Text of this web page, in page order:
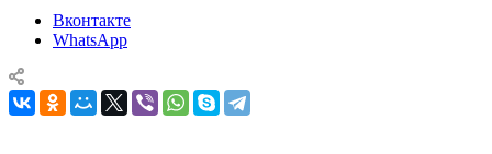
Вконтакте
WhatsApp